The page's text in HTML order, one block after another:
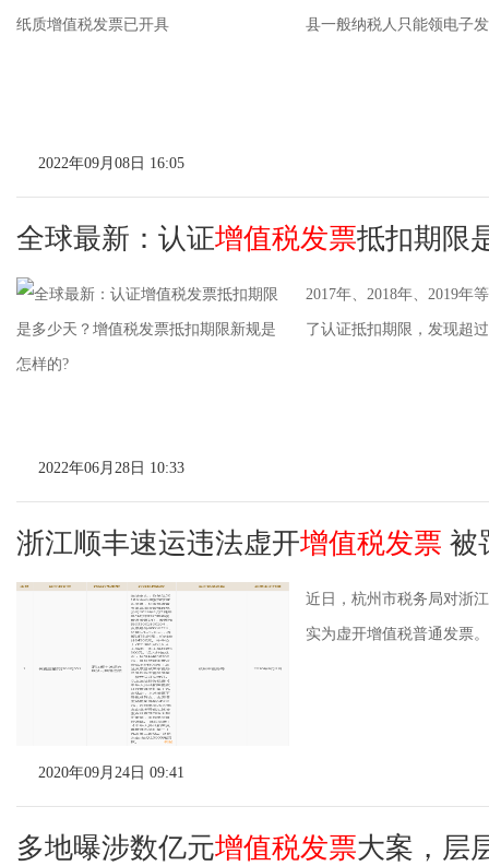
县一般纳税人只能领电子
2022年09月08日 16:05
全球最新：认证增值税发票抵扣期限
2017年、2018年、2019年
了认证抵扣期限，发现超
2022年06月28日 10:33
浙江顺丰速运违法虚开增值税发票 被
近日，杭州市税务局对浙
实为虚开增值税普通发票
2020年09月24日 09:41
多地曝涉数亿元增值税发票大案，层